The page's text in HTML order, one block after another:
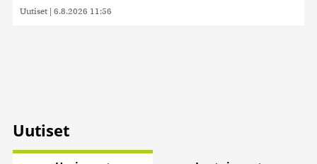
Uutiset | 6.8.2026 11:56
Uutiset